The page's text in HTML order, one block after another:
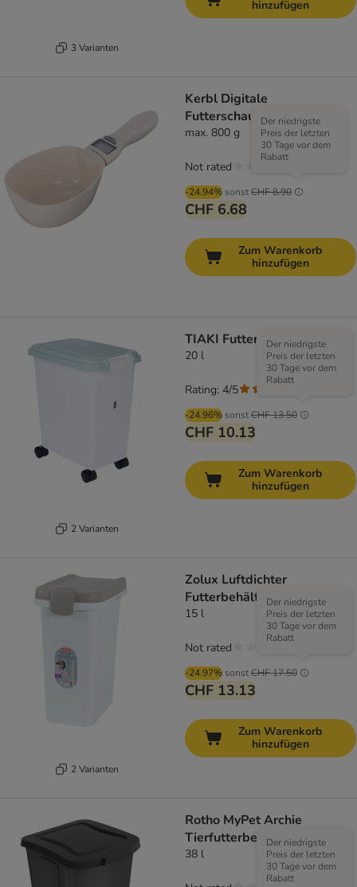
3 Varianten
hinzufügen
Kerbl Digitale
Futterschaufel
max. 800 g
-24.94% sonstCHF 8.90
Der niedrigste
Preis der letzten
30 Tage vor dem
Rabatt
CHF 6.68
Not rated
Zum Warenkorb
hinzufügen
2 Varianten
TIAKI Futterbehälter
20 l
-24.96% sonstCHF 13.50
Der niedrigste
Preis der letzten
30 Tage vor dem
Rabatt
CHF 10.13
Rating: 4/5
Zum Warenkorb
hinzufügen
2 Varianten
Zolux Luftdichter
Futterbehälter
15 l
-24.97% sonstCHF 17.50
Der niedrigste
Preis der letzten
30 Tage vor dem
Rabatt
CHF 13.13
Not rated
Zum Warenkorb
hinzufügen
Rotho MyPet Archie
Tierfutterbehälter
38 l
Der niedrigste
Preis der letzten
30 Tage vor dem
Rabatt